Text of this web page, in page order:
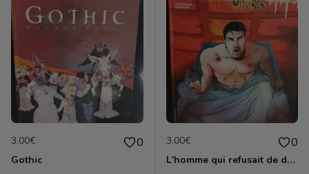
3.00€ 0
Gothic
3.00€ 0
L'homme qui refusait de dormir